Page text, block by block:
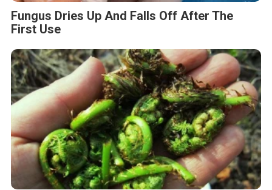
Fungus Dries Up And Falls Off After The
First Use